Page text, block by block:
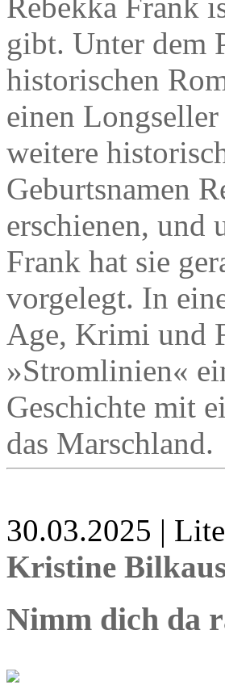
Rebekka Frank
gibt. Unter dem
historischen
einen
weitere
Geburtsnamen
erschienen, und
Frank hat sie
vorgelegt. In
Age, Krimi und
»Stromlinien«
Geschichte mit
das Marschland.
30.03.2025 |
Kristine
Nimm dich da